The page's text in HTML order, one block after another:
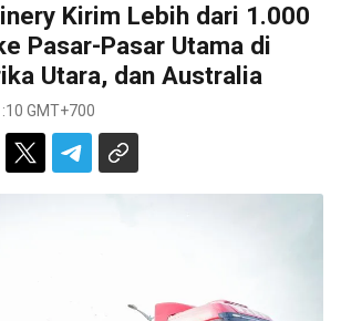
Kirim Lebih dari 1.000
Pasar-Pasar Utama di
Utara, dan Australia
GMT+700